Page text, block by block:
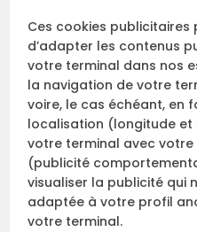
Ces cookies
d’adapter les contenus
votre terminal dans nos
la navigation de votre
voire, le cas échéant, en
localisation (longitude
votre terminal avec
(publicité
visualiser la publicité qui
adaptée à votre profil
votre terminal.